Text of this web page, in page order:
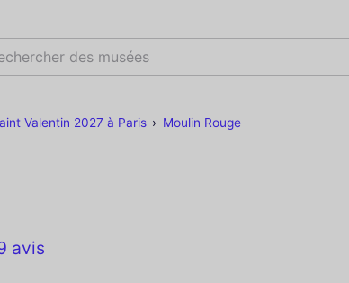
des musées
Valentin 2027 à Paris Moulin Rouge
avis